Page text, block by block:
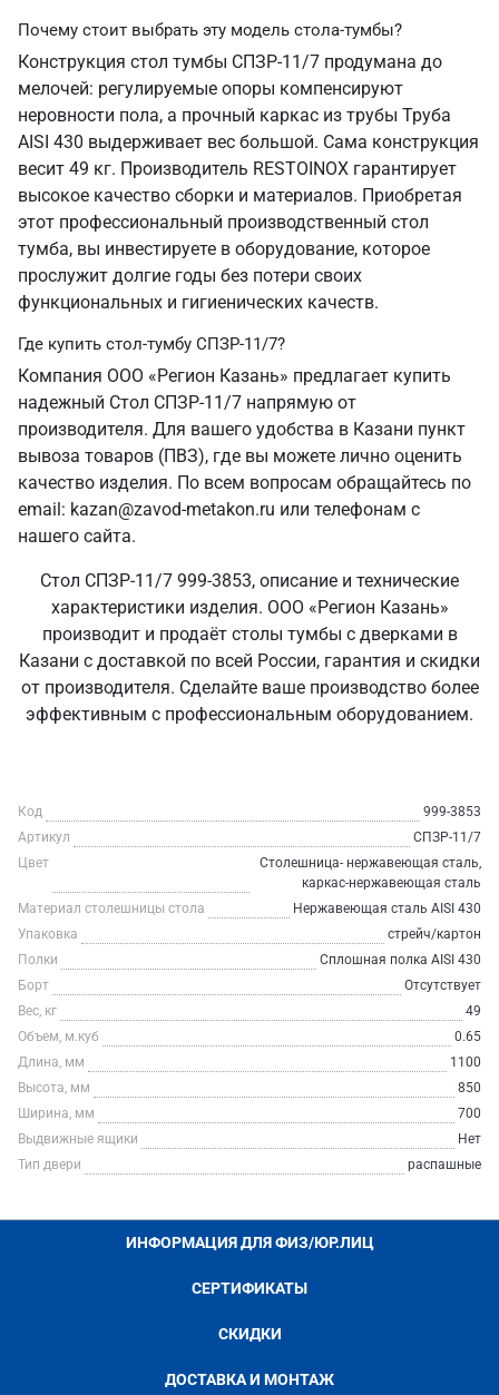
Почему стоит выбрать эту модель стола-тумбы?
Конструкция стол тумбы СПЗР-11/7 продумана до
мелочей: регулируемые опоры компенсируют
неровности пола, а прочный каркас из трубы Труба
AISI 430 выдерживает вес большой. Сама конструкция
весит 49 кг. Производитель RESTOINOX гарантирует
высокое качество сборки и материалов. Приобретая
этот профессиональный производственный стол
тумба, вы инвестируете в оборудование, которое
прослужит долгие годы без потери своих
функциональных и гигиенических качеств.
Где купить стол-тумбу СПЗР-11/7?
Компания ООО «Регион Казань» предлагает купить
надежный Стол СПЗР-11/7 напрямую от
производителя. Для вашего удобства в Казани пункт
вывоза товаров (ПВЗ), где вы можете лично оценить
качество изделия. По всем вопросам обращайтесь по
email: kazan@zavod-metakon.ru или телефонам с
нашего сайта.
Стол СПЗР-11/7 999-3853, описание и технические
характеристики изделия. ООО «Регион Казань»
производит и продаёт столы тумбы с дверками в
Казани с доставкой по всей России, гарантия и скидки
от производителя. Сделайте ваше производство более
эффективным с профессиональным оборудованием.
Код
999-3853
Артикул
СПЗР-11/7
Цвет
Столешница- нержавеющая сталь,
каркас-нержавеющая сталь
Материал столешницы стола
Нержавеющая сталь AISI 430
Упаковка
стрейч/картон
Полки
Сплошная полка AISI 430
Борт
Отсутствует
Вес, кг
49
Объем, м.куб
0.65
Длина, мм
1100
Высота, мм
850
Ширина, мм
700
Выдвижные ящики
Нет
Тип двери
распашные
ИНФОРМАЦИЯ ДЛЯ ФИЗ/ЮР.ЛИЦ
СЕРТИФИКАТЫ
СКИДКИ
ДОСТАВКА И МОНТАЖ